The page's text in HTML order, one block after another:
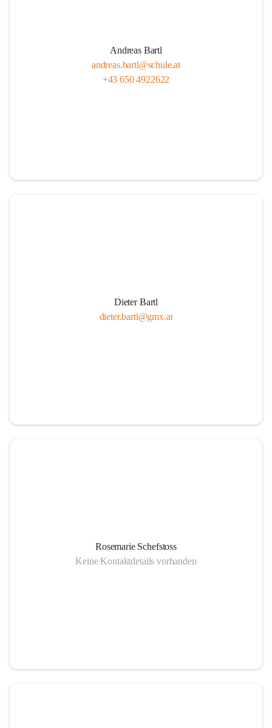
Andreas Bartl
andreas.bartl@schule.at
+43 650 4922622
Dieter Bartl
dieter.bartl@gmx.at
Rosemarie Schefstoss
Keine Kontaktdetails vorhanden